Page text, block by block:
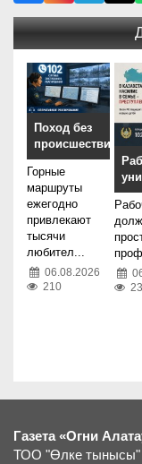
Поход без
происшествий
Горные
маршруты
ежегодно
привлекают
тысячи
любител...
06.08.2026
210
Газета «Огни
ТОО "Өлке тынысы"